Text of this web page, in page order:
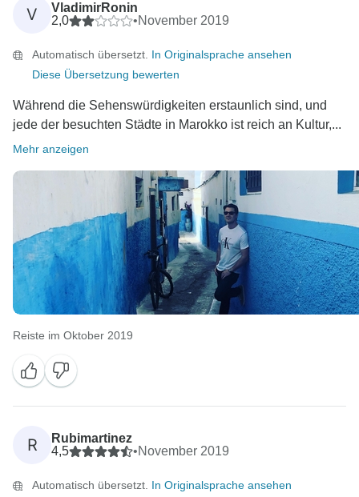
V
VladimirRonin
2,0
•November 2019
Automatisch übersetzt. In Originalsprache ansehen
Diese Übersetzung bewerten
Während die Sehenswürdigkeiten erstaunlich sind, und
jede der besuchten Städte in Marokko ist reich an Kultur,...
Mehr anzeigen
Reiste im Oktober 2019
R
Rubimartinez
4,5
•November 2019
Automatisch übersetzt. In Originalsprache ansehen